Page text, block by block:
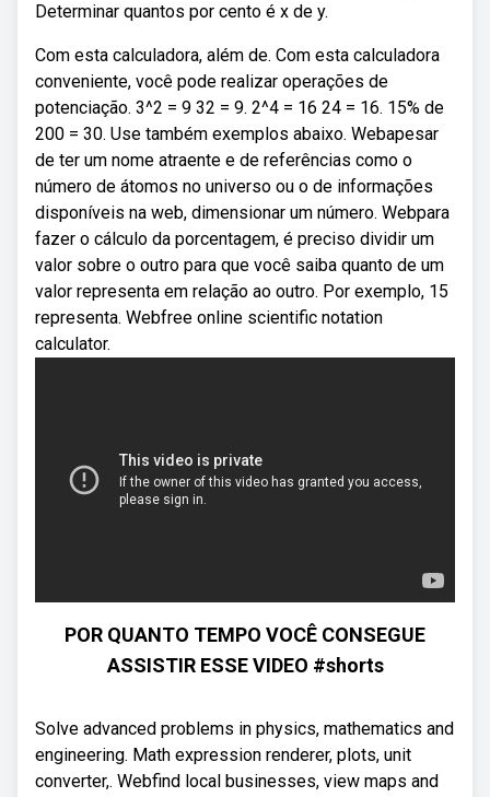
Determinar quantos por cento é x de y.
Com esta calculadora, além de. Com esta calculadora
conveniente, você pode realizar operações de
potenciação. 3^2 = 9 32 = 9. 2^4 = 16 24 = 16. 15% de
200 = 30. Use também exemplos abaixo. Webapesar
de ter um nome atraente e de referências como o
número de átomos no universo ou o de informações
disponíveis na web, dimensionar um número. Webpara
fazer o cálculo da porcentagem, é preciso dividir um
valor sobre o outro para que você saiba quanto de um
valor representa em relação ao outro. Por exemplo, 15
representa. Webfree online scientific notation
calculator.
POR QUANTO TEMPO VOCÊ CONSEGUE
ASSISTIR ESSE VIDEO #shorts
Solve advanced problems in physics, mathematics and
engineering. Math expression renderer, plots, unit
converter,. Webfind local businesses, view maps and